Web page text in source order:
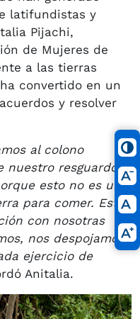
latifundistas y
Pijachi,
de Mujeres de
a las tierras
convertido en un
y resolver
al colono
nuestro resguardo, y
esto no es una
para comer. Este
con nosotras
nos despojamos,
ejercicio de
Anitalia.